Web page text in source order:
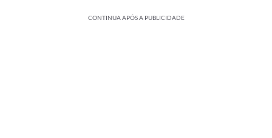
CONTINUA APÓS A PUBLICIDADE